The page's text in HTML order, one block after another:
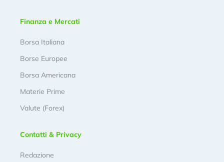
Finanza e Mercati
Borsa Italiana
Borse Europee
Borsa Americana
Materie Prime
Valute (Forex)
Contatti & Privacy
Redazione